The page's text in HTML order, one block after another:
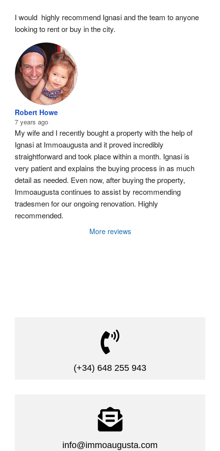
I would  highly recommend Ignasi and the team to anyone
looking to rent or buy in the city.
Robert Howe
7 years ago
My wife and I recently bought a property with the help of
Ignasi at Immoaugusta and it proved incredibly
straightforward and took place within a month. Ignasi is
very patient and explains the buying process in as much
detail as needed. Even now, after buying the property,
Immoaugusta continues to assist by recommending
tradesmen for our ongoing renovation. Highly
recommended.
More reviews

(+34) 648 255 943

info@immoaugusta.com